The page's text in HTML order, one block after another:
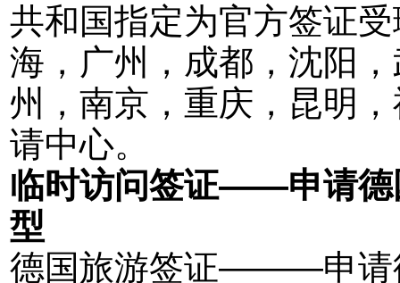
共和国指定为官方签证
海，广州，成都，沈阳
州，南京，重庆，昆明
请中心。
临时访问签证——申请德
型
德国旅游签证———申请